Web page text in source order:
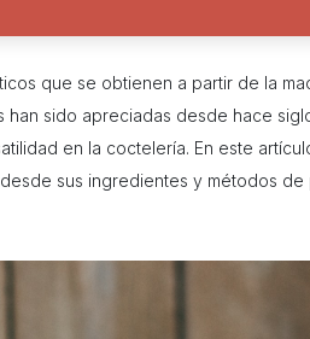
que se obtienen a partir de la
han sido apreciadas desde hace
en la coctelería. En este
sus ingredientes y métodos de